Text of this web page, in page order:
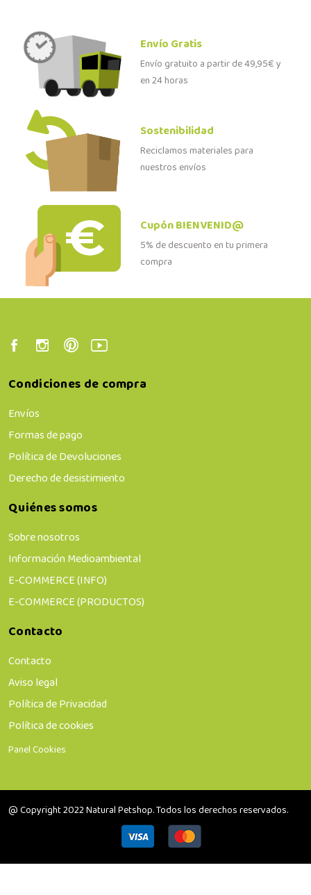
Envío Gratis
Envío gratuito a partir de 49,95€ y
en 24 horas
Sostenibilidad
Reciclamos materiales para
nuestros envíos
Cupón BIENVENID@
5% de descuento en tu primera
compra
Condiciones de compra
Envíos
Formas de pago
Política de Devoluciones
Derecho de desistimiento
Quiénes somos
Sobre nosotros
Información Medioambiental
E-COMMERCE (INFO)
E-COMMERCE (PRODUCTOS)
Contacto
Contacto
Aviso legal
Política de Privacidad
Política de cookies
Panel Cookies
@ Copyright 2022 Natural Petshop. Todos los derechos reservados.